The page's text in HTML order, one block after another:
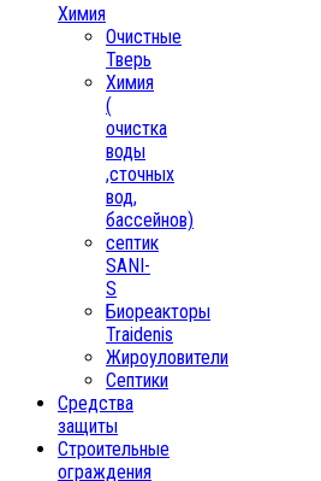
Химия
Очистные
Тверь
Химия
(
очистка
воды
,сточных
вод,
бассейнов)
септик
SANI-
S
Биореакторы
Traidenis
Жироуловители
Септики
Средства
защиты
Строительные
ограждения